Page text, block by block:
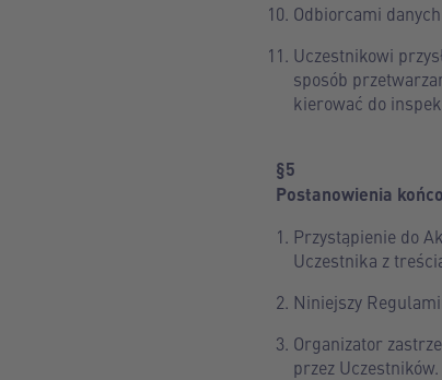
Odbiorcami
Uczestnikowi
sposób
kierować do
§5
Postanowienia
Przystąpienie do
Uczestnika z
Niniejszy
Organizator
przez Uczestników.